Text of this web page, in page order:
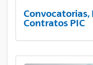
Convocatorias,
Contratos PIC